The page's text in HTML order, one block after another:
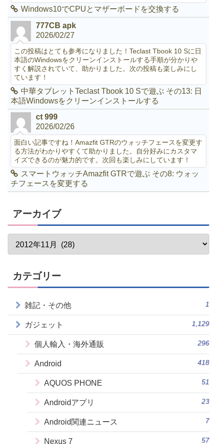
Windows10でCPUとマザーボードを交換する
777CB apk
2026/02/27
この投稿はとても参考になりました！Teclast Tbook 10 Sに日
本語のWindowsをクリーンインストールする手順が分かりや
すく解説されていて、助かりました。次の投稿も楽しみにし
ています！
中華タブレットTeclast Tbook 10 Sで遊ぶ その13: 日
本語Windowsをクリーンインストールする
ct 999
2026/02/26
面白い記事ですね！Amazfit GTRのウォッチフェースを変更す
る方法がわかりやすくて助かりました。自分好みにカスタマ
イズできるのが魅力的です。次回も楽しみにしています！
スマートウォッチAmazfit GTRで遊ぶ その8: ウォッ
チフェースを変更する
アーカイブ
カテゴリー
雑記・その他 1
ガジェット 1,129
個人輸入・海外通販 296
Android 418
AQUOS PHONE 51
Androidアプリ 23
Android関連ニュース 7
Nexus 7 57